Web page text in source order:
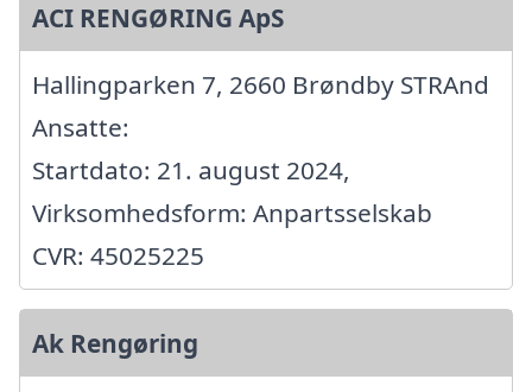
ACI RENGØRING ApS
Hallingparken 7, 2660 Brøndby STRAnd
Ansatte:
Startdato: 21. august 2024,
Virksomhedsform: Anpartsselskab
CVR: 45025225
Ak Rengøring